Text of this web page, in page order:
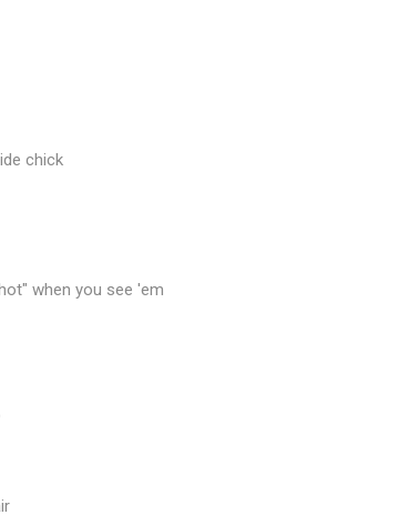
chick
when you see 'em